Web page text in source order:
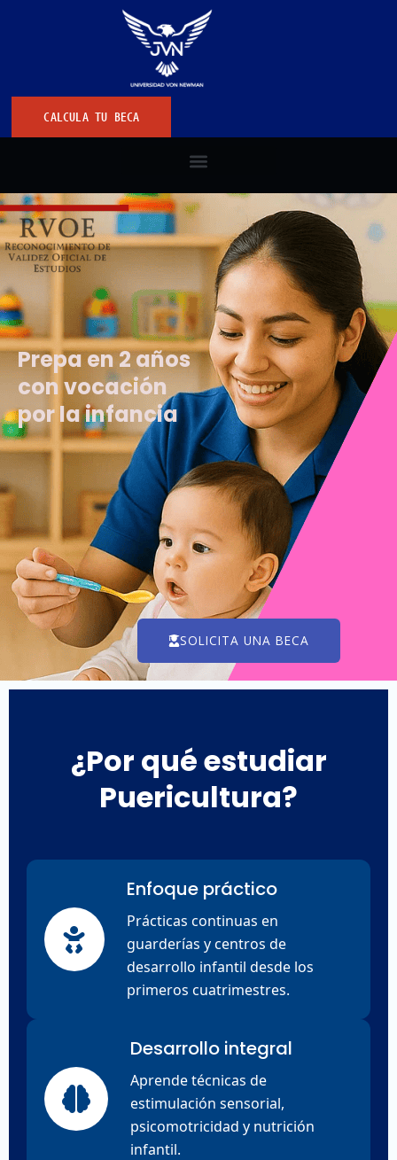
CALCULA TU BECA
Prepa en 2 años
con vocación
por la infancia
SOLICITA UNA BECA
¿Por qué estudiar
Puericultura?
Enfoque práctico
Prácticas continuas en
guarderías y centros de
desarrollo infantil desde los
primeros cuatrimestres.
Desarrollo integral
Aprende técnicas de
estimulación sensorial,
psicomotricidad y nutrición
infantil.